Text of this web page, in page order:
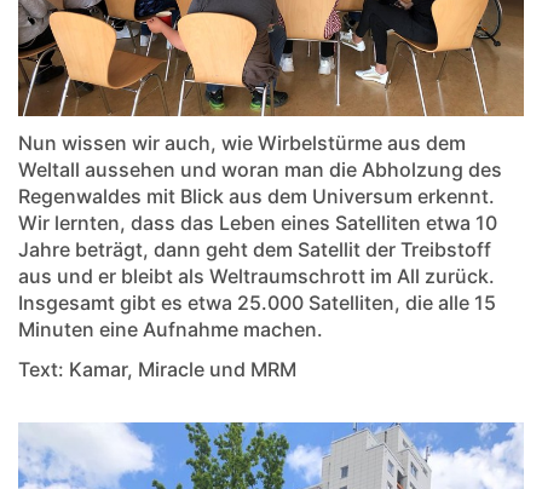
Nun wissen wir auch, wie Wirbelstürme aus dem
Weltall aussehen und woran man die Abholzung des
Regenwaldes mit Blick aus dem Universum erkennt.
Wir lernten, dass das Leben eines Satelliten etwa 10
Jahre beträgt, dann geht dem Satellit der Treibstoff
aus und er bleibt als Weltraumschrott im All zurück.
Insgesamt gibt es etwa 25.000 Satelliten, die alle 15
Minuten eine Aufnahme machen.
Text: Kamar, Miracle und MRM